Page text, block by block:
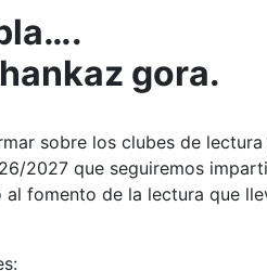
gora.
sobre los clubes de
2027 que seguiremos
fomento de la lectura que